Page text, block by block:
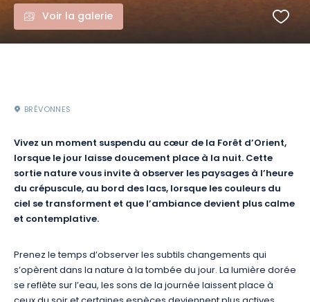
Voir la galerie
BRÉVONNES
Vivez un moment suspendu au cœur de la Forêt d’Orient,
lorsque le jour laisse doucement place à la nuit. Cette
sortie nature vous invite à observer les paysages à l’heure
du crépuscule, au bord des lacs, lorsque les couleurs du
ciel se transforment et que l’ambiance devient plus calme
et contemplative.
Prenez le temps d’observer les subtils changements qui
s’opèrent dans la nature à la tombée du jour. La lumière dorée
se reflète sur l’eau, les sons de la journée laissent place à